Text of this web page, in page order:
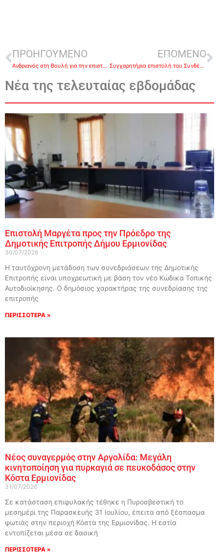
ΠΡΟΗΓΟΥΜΕΝΟ
Ανδριανός στη Βουλή για την επιστολή του Σωματείου Πυροσβεστών Αργολίδας και Αρκαδίας σχετικά με τις μετακινήσεις υπαλλήλων
ΕΠΟΜΕΝΟ
Συγχαρητήρια επιστολή του Συνδέσμου Εφέδρων Αξιωματικών Νομού Αργολίδας
Νέα της τελευταίας εβδομάδας
Επιστολή Μαργέτα προς την Πρόεδρο της
Δημοτικής Επιτροπής Δήμου Ερμιονίδας
30/07/2026
Η ταυτόχρονη μετάδοση των συνεδριάσεων της Δημοτικής
Επιτροπής είναι υποχρεωτική με βάση τον νέο Κώδικα Τοπικής
Αυτοδιοίκησης. Ο δημόσιος χαρακτήρας της συνεδρίασης της
επιτροπής
ΠΕΡΙΣΣΟΤΕΡΑ »
Νέος συναγερμός στην Αργολίδα: Μεγάλη
κινητοποίηση για πυρκαγιά σε πευκοδάσος στην
Κόστα Ερμιονίδας
31/07/2026
Σε κατάσταση επιφυλακής τέθηκε η Πυροσβεστική το
μεσημέρι της Παρασκευής 31 Ιουλίου, έπειτα από ξέσπασμα
φωτιάς στην περιοχή Κόστα της Ερμιονίδας. Η εστία
εντοπίζεται μέσα σε δασική
ΠΕΡΙΣΣΟΤΕΡΑ »